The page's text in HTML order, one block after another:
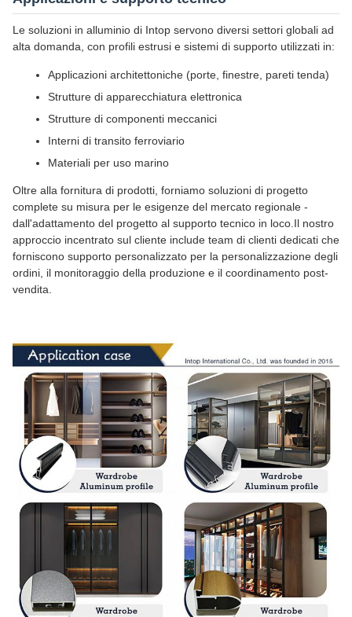
Le soluzioni in alluminio di Intop servono diversi settori globali ad
alta domanda, con profili estrusi e sistemi di supporto utilizzati in:
Applicazioni architettoniche (porte, finestre, pareti tenda)
Strutture di apparecchiatura elettronica
Strutture di componenti meccanici
Interni di transito ferroviario
Materiali per uso marino
Oltre alla fornitura di prodotti, forniamo soluzioni di progetto
complete su misura per le esigenze del mercato regionale -
dall'adattamento del progetto al supporto tecnico in loco.Il nostro
approccio incentrato sul cliente include team di clienti dedicati che
forniscono supporto personalizzato per la personalizzazione degli
ordini, il monitoraggio della produzione e il coordinamento post-
vendita.